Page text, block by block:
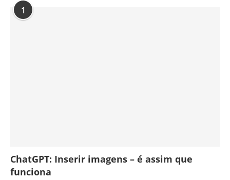
1
ChatGPT: Inserir imagens – é assim que
funciona